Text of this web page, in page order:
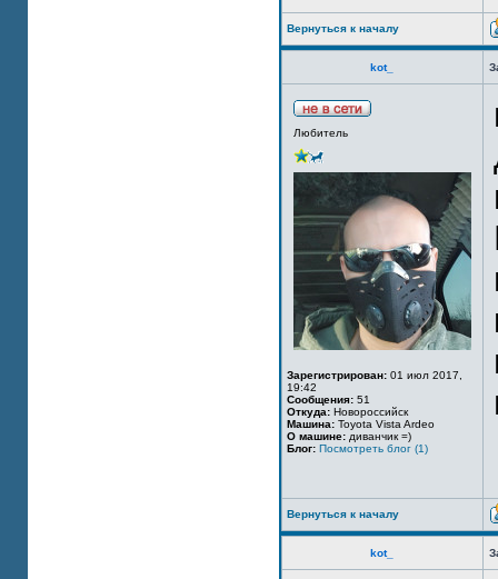
Вернуться к началу
kot_
Любитель
Зарегистрирован: 01 июл 2017,
19:42
Сообщения: 51
Откуда: Новороссийск
Машина: Toyota Vista Ardeo
О машине: диванчик =)
Блог: Посмотреть блог (1)
Вернуться к началу
kot_